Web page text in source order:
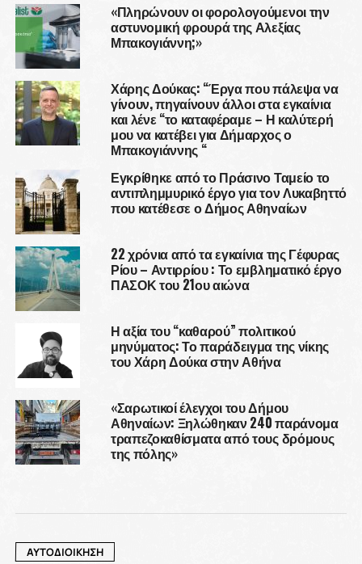
«Πληρώνουν οι φορολογούμενοι την
αστυνομική φρουρά της Αλεξίας
Μπακογιάννη;»
Χάρης Δούκας: “Έργα που πάλεψα να
γίνουν, πηγαίνουν άλλοι στα εγκαίνια
και λένε “το καταφέραμε – Η καλύτερή
μου να κατέβει για Δήμαρχος ο
Μπακογιάννης “
Εγκρίθηκε από το Πράσινο Ταμείο το
αντιπλημμυρικό έργο για τον Λυκαβηττό
που κατέθεσε ο Δήμος Αθηναίων
22 χρόνια από τα εγκαίνια της Γέφυρας
Ρίου – Αντιρρίου : Το εμβληματικό έργο
ΠΑΣΟΚ του 21ου αιώνα
Η αξία του “καθαρού” πολιτικού
μηνύματος: Το παράδειγμα της νίκης
του Χάρη Δούκα στην Αθήνα
«Σαρωτικοί έλεγχοι του Δήμου
Αθηναίων: Ξηλώθηκαν 240 παράνομα
τραπεζοκαθίσματα από τους δρόμους
της πόλης»
ΑΥΤΟΔΙΟΙΚΗΣΗ